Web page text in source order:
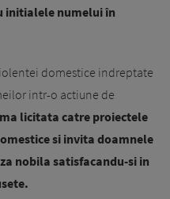
initialele numelui în
domestice indreptate
intr-o actiune de
licitata catre proiectele
si invita doamnele
nobila satisfacandu-si in